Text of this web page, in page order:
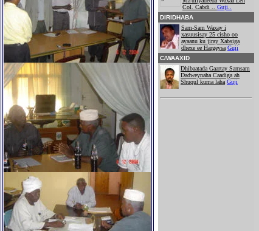
Col. Cabdi .. Guji..
DIRIDHABA
Sam-Sam Waxay i
xasuusisay 25 cisho oo
ayaanu ku jiray Xabsiga
dhexe ee Hargeysa Guji
C/WAAXID
Dhibaatada Gaartay Samsam
Dadweynaha Caadiga ah
Shuqul kuma laha Guji